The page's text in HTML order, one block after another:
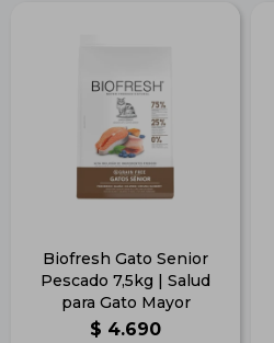
Biofresh Gato Senior
Pescado 7,5kg | Salud
para Gato Mayor
$ 4.690